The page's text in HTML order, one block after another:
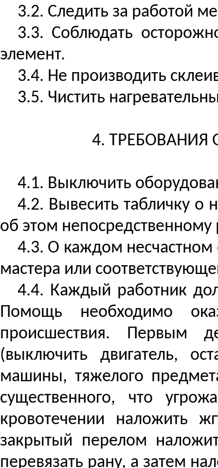
3.2. Следить за работой
3.3. Соблюдать
элемент.
3.4. Не производить
3.5. Чистить
4. ТРЕБОВАНИЯ
4.1. Выключить
4.2. Вывесить табличку
об этом непосредственному
4.3. О каждом несчастном
мастера или
4.4. Каждый работник
Помощь необходимо
происшествия. Первым
(выключить двигатель,
машины, тяжелого
существенного, что
кровотечении наложить
закрытый перелом
перевязать рану, а затем